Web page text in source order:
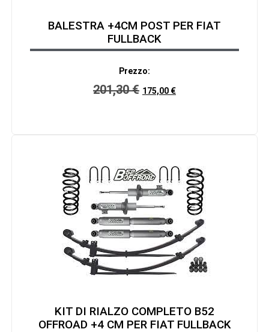
BALESTRA +4CM POST PER FIAT
FULLBACK
Prezzo:
201,30€ 175,00 €
KIT DI RIALZO COMPLETO B52
OFFROAD +4 CM PER FIAT FULLBACK